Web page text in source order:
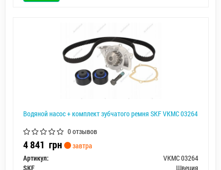
Водяной насос + комплект зубчатого ремня SKF VKMC 03264
0 отзывов
4 841 грн
завтра
Артикул:
VKMC 03264
SKF
Швеция